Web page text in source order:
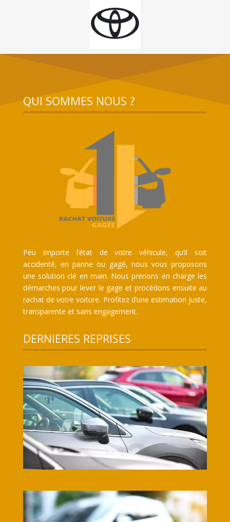
QUI SOMMES NOUS ?
Peu importe l’état de votre véhicule, qu’il soit
accidenté, en panne ou gagé, nous vous proposons
une solution clé en main. Nous prenons en charge les
démarches pour lever le gage et procédons ensuite au
rachat de votre voiture. Profitez d’une estimation juste,
transparente et sans engagement.
DERNIERES REPRISES